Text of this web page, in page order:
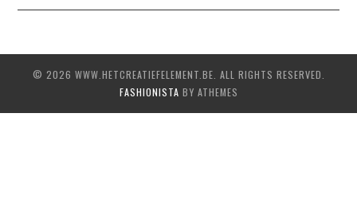
© 2026 WWW.HETCREATIEFELEMENT.BE. ALL RIGHTS RESERVED.
FASHIONISTA BY ATHEMES